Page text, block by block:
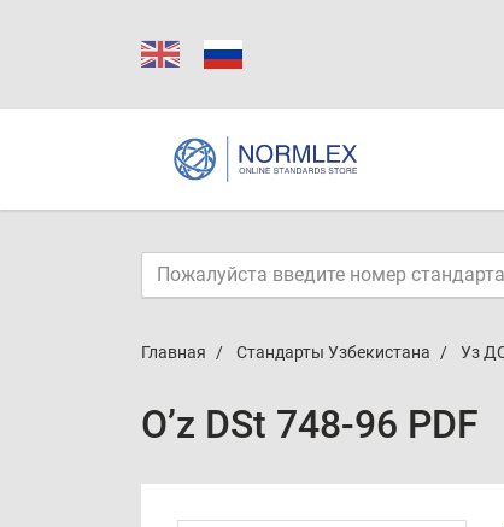
Главная Стандарты Узбекистана Уз
O’z DSt 748-96 PDF